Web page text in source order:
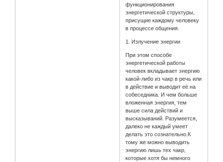
функционирования
энергетической структуры,
присущие каждому человеку
в процессе общения.
1. Излучение энергии
При этом способе
энергетической работы
человек вкладывает энергию
какой-либо из чакр в речь или
в действие и выводит её на
собеседника. И чем больше
вложенная энергия, тем
выше сила действий и
высказываний. Разумеется,
далеко не каждый умеет
делать это сознательно.К
тому же можно выводить
энергию лишь тех чакр,
которые хотя бы немного